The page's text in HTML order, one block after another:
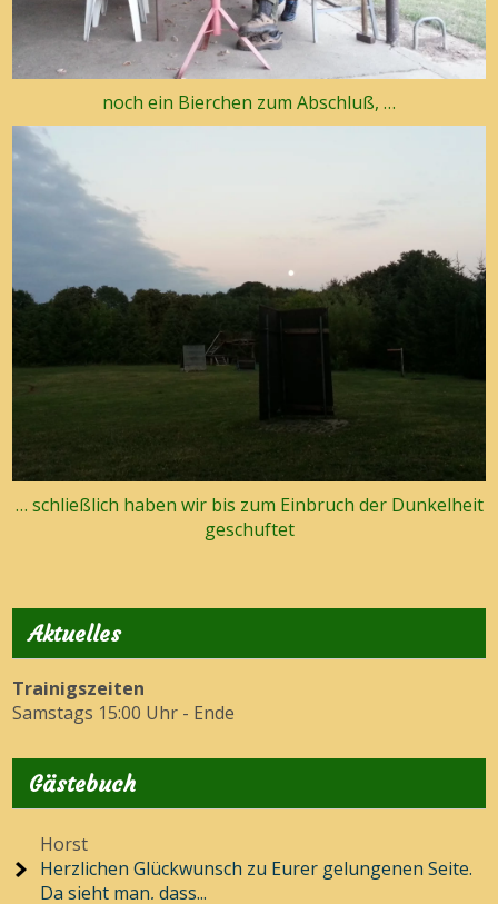
noch ein Bierchen zum Abschluß, …
… schließlich haben wir bis zum Einbruch der Dunkelheit
geschuftet
Aktuelles
Trainigszeiten
Samstags 15:00 Uhr - Ende
Gästebuch
Marks,Herbert
Hallo, schöne grüße an alle Sportfreunde, tolle Seite.
Man sieht...